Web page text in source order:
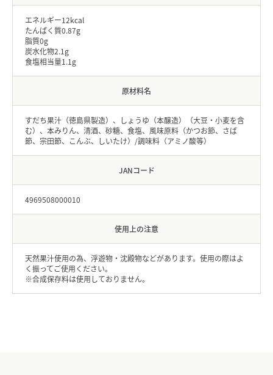
エネルギー12kcal
たんぱく質0.87g
脂質0g
炭水化物2.1g
食塩相当量1.1g
原材料名
すだち果汁（徳島県製造）、しょうゆ（本醸造）（大豆・小麦を含
む）、本みりん、清酒、砂糖、食塩、風味原料（かつお節、さば
節、宗田節、こんぶ、しいたけ）/調味料（アミノ酸等）
JANコード
4969508000010
使用上の注意
天然果汁使用の為、浮遊物・沈殿物などがあります。使用の際はよ
く振ってご使用ください。
※合成保存料は使用しておりません。